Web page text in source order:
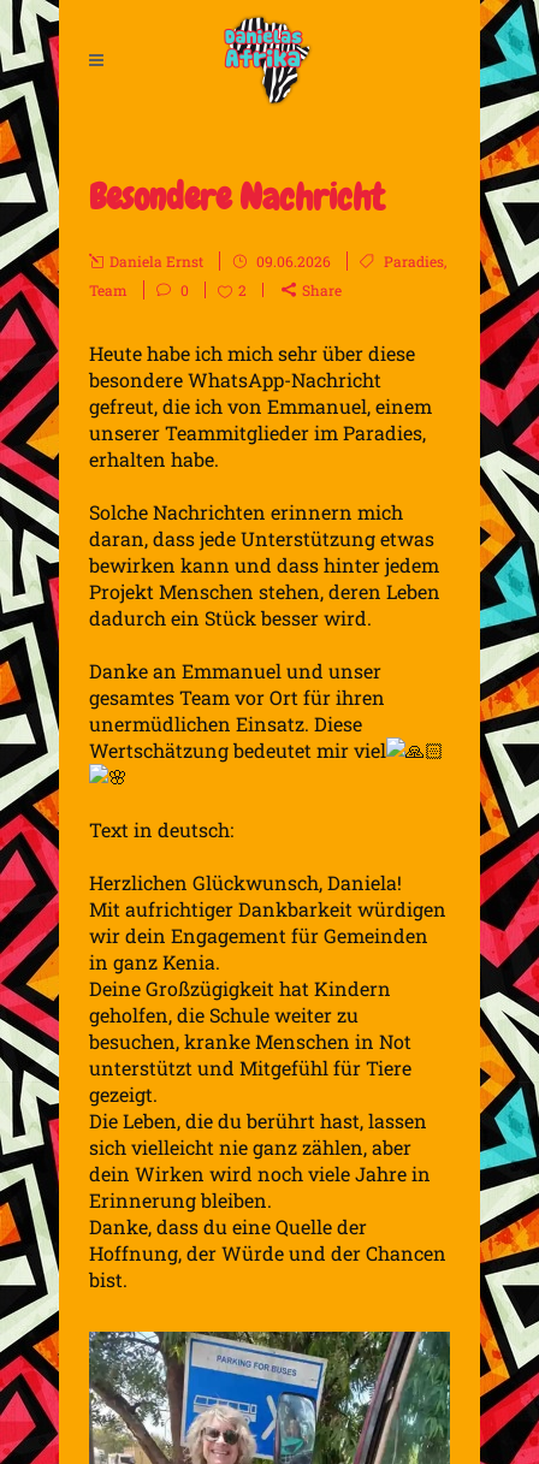
Besondere Nachricht
Daniela Ernst 09.06.2026 Paradies,
Team
0 2 Share
Heute habe ich mich sehr über diese
besondere WhatsApp-Nachricht
gefreut, die ich von Emmanuel, einem
unserer Teammitglieder im Paradies,
erhalten habe.
Solche Nachrichten erinnern mich
daran, dass jede Unterstützung etwas
bewirken kann und dass hinter jedem
Projekt Menschen stehen, deren Leben
dadurch ein Stück besser wird.
Danke an Emmanuel und unser
gesamtes Team vor Ort für ihren
unermüdlichen Einsatz. Diese
Wertschätzung bedeutet mir viel
Text in deutsch:
Herzlichen Glückwunsch, Daniela!
Mit aufrichtiger Dankbarkeit würdigen
wir dein Engagement für Gemeinden
in ganz Kenia.
Deine Großzügigkeit hat Kindern
geholfen, die Schule weiter zu
besuchen, kranke Menschen in Not
unterstützt und Mitgefühl für Tiere
gezeigt.
Die Leben, die du berührt hast, lassen
sich vielleicht nie ganz zählen, aber
dein Wirken wird noch viele Jahre in
Erinnerung bleiben.
Danke, dass du eine Quelle der
Hoffnung, der Würde und der Chancen
bist.